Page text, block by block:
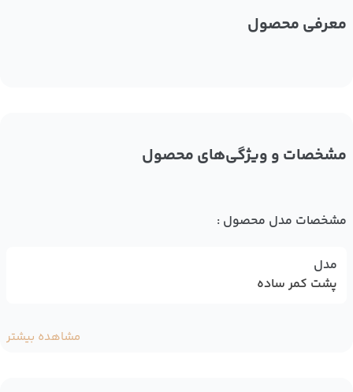
معرفی محصول
مشخصات و ویژگی‌های محصول
مشخصات مدل محصول :
مدل
پشت کمر ساده
مشاهده بیشتر